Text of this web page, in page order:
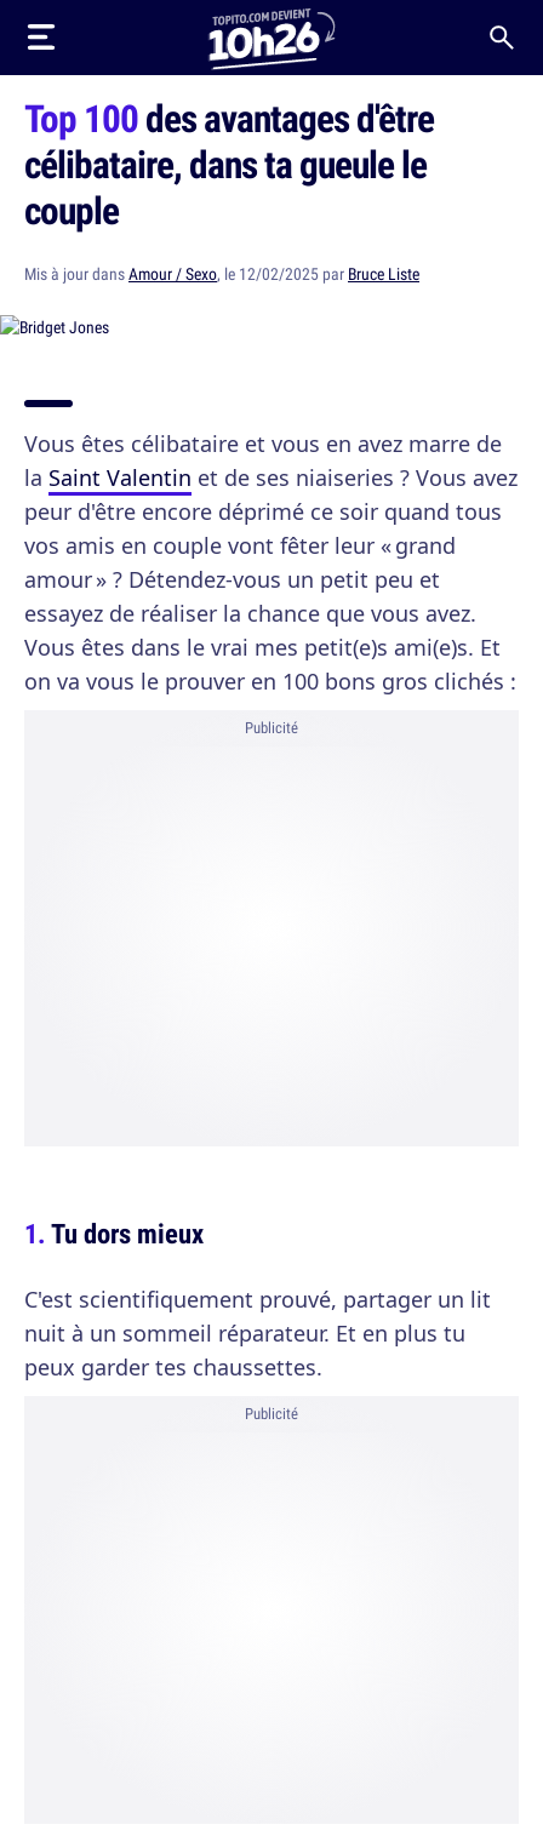
Top 100des avantages d'être
célibataire, dans ta gueule le
couple
Mis à jour dansAmour / Sexo, le 12/02/2025 par Bruce Liste
Vous êtes célibataire et vous en avez marre de
la Saint Valentin et de ses niaiseries ? Vous avez
peur d'être encore déprimé ce soir quand tous
vos amis en couple vont fêter leur « grand
amour » ? Détendez-vous un petit peu et
essayez de réaliser la chance que vous avez.
Vous êtes dans le vrai mes petit(e)s ami(e)s. Et
on va vous le prouver en 100 bons gros clichés :
Publicité
Tu dors mieux
C'est scientifiquement prouvé, partager un lit
nuit à un sommeil réparateur. Et en plus tu
peux garder tes chaussettes.
Publicité